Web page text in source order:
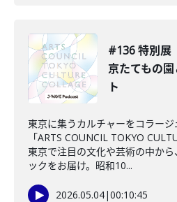
#136 特別
京たてもの
ト
東京に集うカルチャーをコラー
「ARTS COUNCIL TOKYO
東京で注目の文化や芸術の中か
ックをお届け。昭和10...
2026.05.04|00:10:45